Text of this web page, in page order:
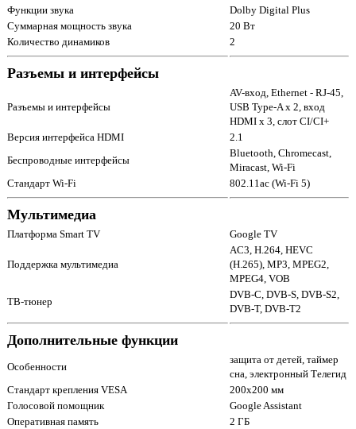
Функции звука
Dolby Digital Plus
Суммарная мощность звука
20 Вт
Количество динамиков
2
Разъемы и интерфейсы
Разъемы и интерфейсы
AV-вход, Ethernet - RJ-45,
USB Type-A x 2, вход
HDMI x 3, слот CI/CI+
Версия интерфейса HDMI
2.1
Беспроводные интерфейсы
Bluetooth, Chromecast,
Miracast, Wi-Fi
Стандарт Wi-Fi
802.11ac (Wi-Fi 5)
Мультимедиа
Платформа Smart TV Google TV
Поддержка мультимедиа
AC3, H.264, HEVC
(H.265), MP3, MPEG2,
MPEG4, VOB
ТВ-тюнер
DVB-C, DVB-S, DVB-S2,
DVB-T, DVB-T2
Дополнительные функции
Особенности
защита от детей, таймер
сна, электронный Телегид
Стандарт крепления VESA
200x200 мм
Голосовой помощник
Google Assistant
Оперативная память
2 ГБ